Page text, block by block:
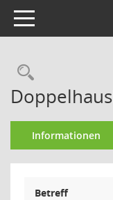
Toggle navigation
Informationen
Betreff